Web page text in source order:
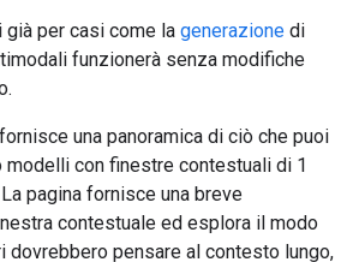
per casi come la generazione di
funzionerà senza modifiche
una panoramica di ciò che puoi
con finestre contestuali di 1
pagina fornisce una breve
contestuale ed esplora il modo
dovrebbero pensare al contesto lungo,